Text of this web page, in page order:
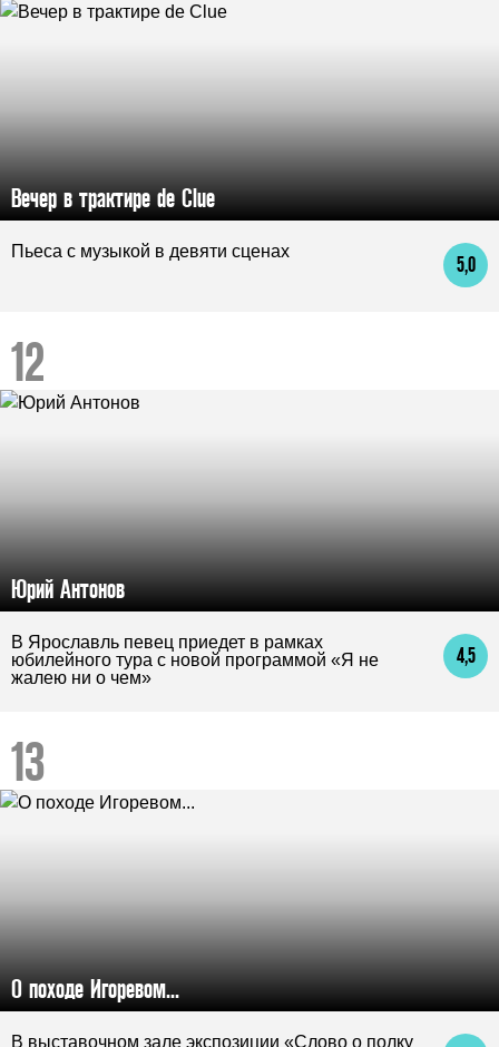
Вечер в трактире de Clue
5,0
Пьеса с музыкой в девяти сценах
Юрий Антонов
4,5
В Ярославль певец приедет в рамках
юбилейного тура с новой программой «Я не
жалею ни о чем»
О походе Игоревом...
В выставочном зале экспозиции «Слово о полку